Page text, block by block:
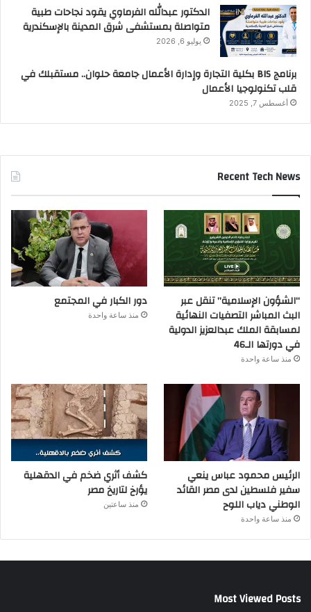
الدكتور عبدالله الفرماوي يقود نجاحات طبية
متواصلة بمستشفى شرق المدينة بالإسكندرية
يوليو 6, 2026
برنامج BIS بكلية التجارة وإدارة الأعمال جامعة حلوان.. مستقبلك في
قلب تكنولوجيا الأعمال
أغسطس 7, 2025
Recent Tech News
“الشؤون الإسلامية” تنقل عبر
البث المباشر التصفيات النهائية
لمسابقة الملك عبدالعزيز الدولية
في دورتها الـ46
منذ ساعة واحدة
دور الكبار في المجتمع
منذ ساعة واحدة
الرئيس محمود عباس ينعي
سفير فلسطين لدى مصر القائد
الوطني دياب اللوح
منذ ساعة واحدة
كشف أثري ضخم في الدقهلية
يؤرخ لتاريخ مصر
منذ ساعتين
Most Viewed Posts